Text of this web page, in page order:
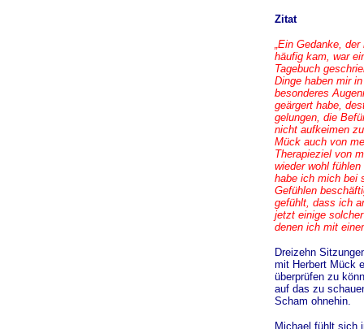
Zitat
„Ein Gedanke,
häufig kam, war
Tagebuch
Dinge haben mir
besonderes
geärgert habe,
gelungen, die
nicht aufkeimen
Mück auch von
Therapieziel von
wieder wohl
habe ich mich bei
Gefühlen
gefühlt, dass ich
jetzt einige
denen ich mit
Dreizehn
mit Herbert Mück
überprüfen zu
auf das zu
Scham ohnehin.
Michael fühlt sich